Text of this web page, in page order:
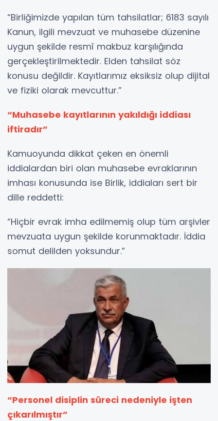
“Birliğimizde yapılan tüm tahsilatlar; 6183 sayılı
Kanun, ilgili mevzuat ve muhasebe düzenine
uygun şekilde resmî makbuz karşılığında
gerçekleştirilmektedir. Elden tahsilat söz
konusu değildir. Kayıtlarımız eksiksiz olup dijital
ve fiziki olarak mevcuttur.”
“Muhasebe kayıtlarının yakıldığı iddiası
iftiradır”
Kamuoyunda dikkat çeken en önemli
iddialardan biri olan muhasebe evraklarının
imhası konusunda ise Birlik, iddiaları sert bir
dille reddetti:
“Hiçbir evrak imha edilmemiş olup tüm arşivler
mevzuata uygun şekilde korunmaktadır. İddia
somut delilden yoksundur.”
“Personel disiplin süreci nedeniyle işten
çıkarılmıştır”